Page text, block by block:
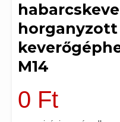
horganyzott
M14
0 Ft